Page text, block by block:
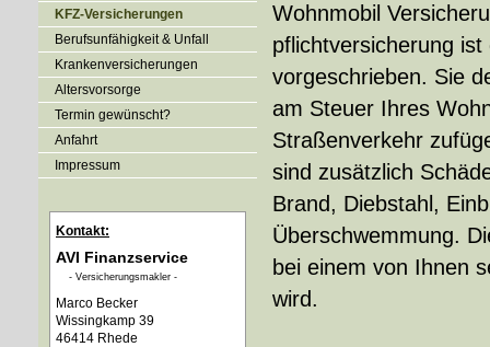
KFZ-Versicherungen
Berufsunfähigkeit & Unfall
Kranken­ver­si­che­rungen
Alters­vorsorge
Termin gewünscht?
Anfahrt
Impressum
Kontakt:
AVI Finanzservice
- Ver­sicherungs­makler -
Marco Becker
Wissingkamp 39
46414 Rhede
Wohnmobil
pflichtversicherung ist
vorgeschrieben. Sie
am Steuer Ihres
Straßenverkehr
sind zusätzlich
Brand, Diebstahl,
Überschwemmung.
bei einem von Ihnen
wird.